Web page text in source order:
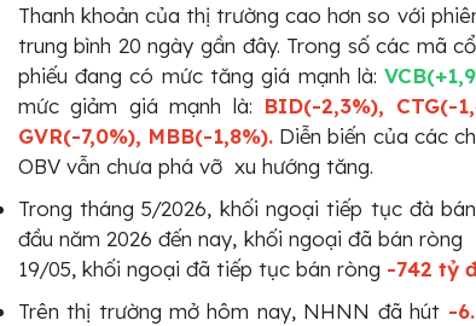
Thanh khoản của thị trường cao hơn so với
trung bình 20 ngày gần đây. Trong số các mã
phiếu đang có mức tăng giá mạnh là:
mức giảm giá mạnh là: BID(-2,3%), CTG(-
GVR(-7,0%), MBB(-1,8%).Diễn biến của các
OBV vẫn chưa phá vỡ xu hướng tăng.
Trong tháng 5/2026, khối ngoại tiếp tục đà
đầu năm 2026 đến nay, khối ngoại đã bán
19/05, khối ngoại đã tiếp tục bán ròng -742 tỷ
Trên thị trường mở hôm nay, NHNN đã hút -